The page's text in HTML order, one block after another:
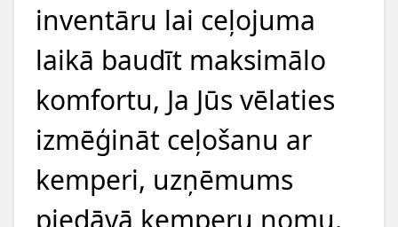
inventāru lai ceļojuma
laikā baudīt maksimālo
komfortu, Ja Jūs vēlaties
izmēģināt ceļošanu ar
kemperi, uzņēmums
piedāvā kemperu nomu.